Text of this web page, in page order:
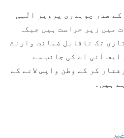
صدر چوہدری پرویز الٰہی
میں زیر حراست ہیں جبکہ
تک ناقابل ضمانت وارنٹ
آئی اے کی جانب سے
کر کے وطن واپس لانے کے
ہیں۔